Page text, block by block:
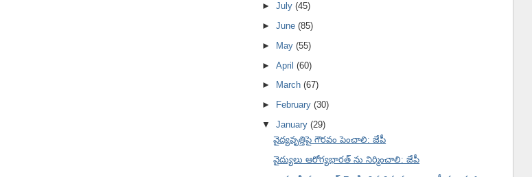
►July(45)
►June(85)
►
May(55)
►April(60)
►
March(67)
►
February(30)
▼January(29)
వైద్యవృత్తిపై గౌరవం పెంచాలి: జేపీ
వైద్యులు ఆరోగ్యభారత్ ను నిర్మించాలి: జేపీ